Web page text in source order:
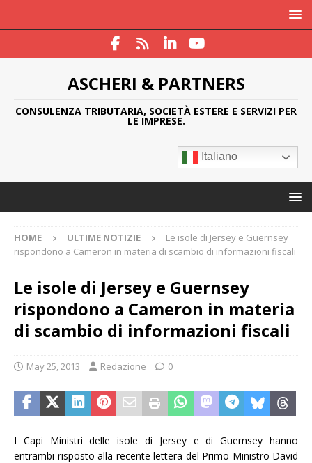
ASCHERI & PARTNERS
CONSULENZA TRIBUTARIA, SOCIETÀ ESTERE E SERVIZI PER
LE IMPRESE.
Italiano
HOME ULTIME NOTIZIE
Le isole di Jersey e Guernsey
rispondono a Cameron in materia di scambio di informazioni fiscali
Le isole di Jersey e Guernsey
rispondono a Cameron in materia
di scambio di informazioni fiscali
May 25, 2013 Redazione 0
I Capi Ministri delle isole di Jersey e di Guernsey hanno
entrambi risposto alla recente lettera del Primo Ministro David